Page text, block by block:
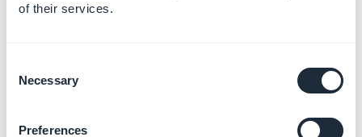
of their services.
Selection
Necessary
Preferences